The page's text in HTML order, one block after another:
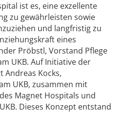
ist es, eine exzellente
zu gewährleisten sowie
und langfristig zu
eines
Pröbstl, Vorstand Pflege
UKB. Auf Initiative der
Andreas Kocks,
UKB, zusammen mit
Magnet Hospitals und
Dieses Konzept entstand